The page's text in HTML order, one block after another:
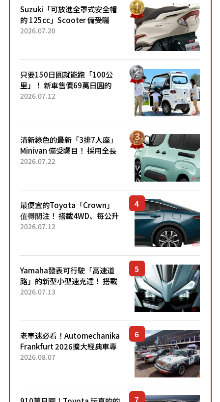
Suzuki「可放進全罩式安全帽
的 125cc」Scooter 備受矚
目！採用全新流線設計與各項
2026.07.20
只要150日圓就能跑「100公
里」！ 新車售價69萬日圓的
「3人座」Trike大受歡迎！ 順
2026.07.12
清新綠色的最新「3排7人座」
Minivan 備受矚目！ 採用全長
4.7公尺剛剛好的車身尺寸與
2026.07.22
最便宜的Toyota「Crown」
值得關注！ 搭載4WD、每公升
22.4公里低油耗表現超亮眼！
2026.07.12
Yamaha發表可行駛「高速道
路」的新型小型速克達！ 搭載
能享受超強勁「渦輪感」的動
2026.07.13
老車迷必看！Automechanika
Frankfurt 2026擴大經典車專
區 1954年珍稀古董車現場修復
2026.08.07